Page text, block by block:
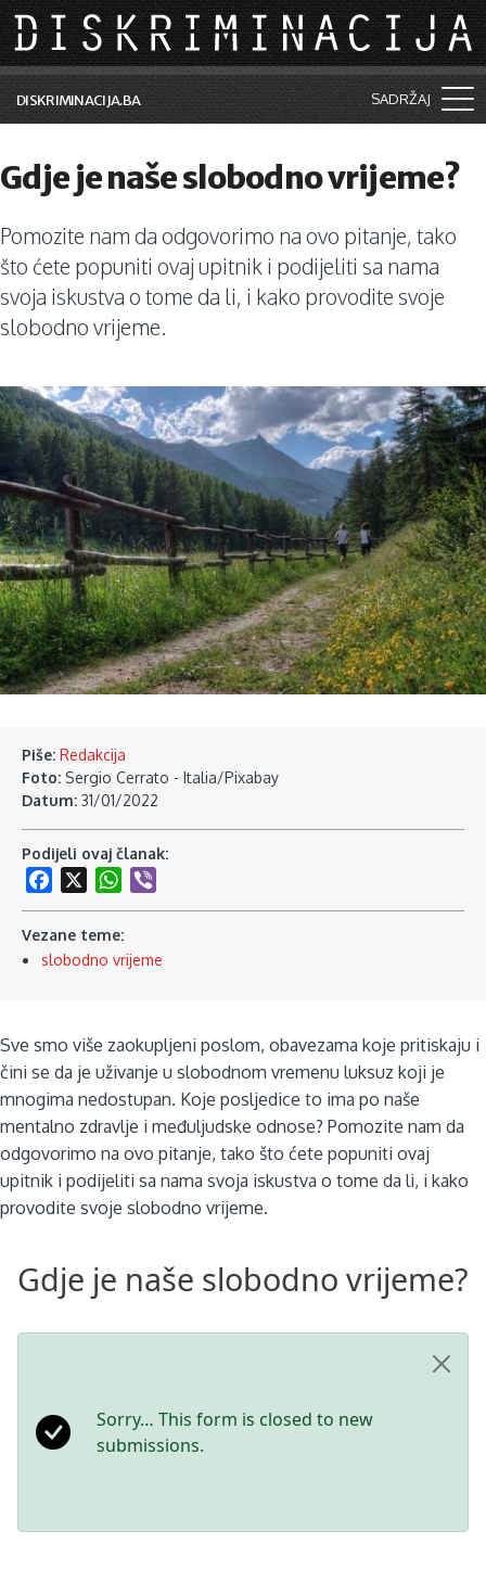
Skip to main content
DISKRIMINACIJA.BA SADRŽAJ
Vijesti i događaji
Aktuelne teme
Kolumne
Lične priče
Pretraga
Gdje je naše slobodno vrijeme?
Pomozite nam da odgovorimo na ovo pitanje, tako
što ćete popuniti ovaj upitnik i podijeliti sa nama
svoja iskustva o tome da li, i kako provodite svoje
slobodno vrijeme.
Piše: Redakcija
Foto: Sergio Cerrato - Italia/Pixabay
Datum: 31/01/2022
Podijeli ovaj članak:
Facebook
WhatsApp
Vezane teme:
slobodno vrijeme
Sve smo više zaokupljeni poslom, obavezama koje pritiskaju i
čini se da je uživanje u slobodnom vremenu luksuz koji je
mnogima nedostupan. Koje posljedice to ima po naše
mentalno zdravlje i međuljudske odnose? Pomozite nam da
odgovorimo na ovo pitanje, tako što ćete popuniti ovaj
upitnik i podijeliti sa nama svoja iskustva o tome da li, i kako
provodite svoje slobodno vrijeme.